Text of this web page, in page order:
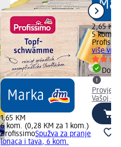
1,65 KM
6 kom. (0,28 KM za 1 kom.)
ProfissimoSpužva za pranje
lonaca i tava, 6 kom.
2,65 KM
5 kom.
više
Vašoj